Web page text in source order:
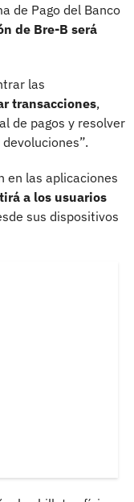
de Pago del Banco
de Bre-B será
las
transacciones,
de pagos y resolver
en las aplicaciones
a los usuarios
sus dispositivos